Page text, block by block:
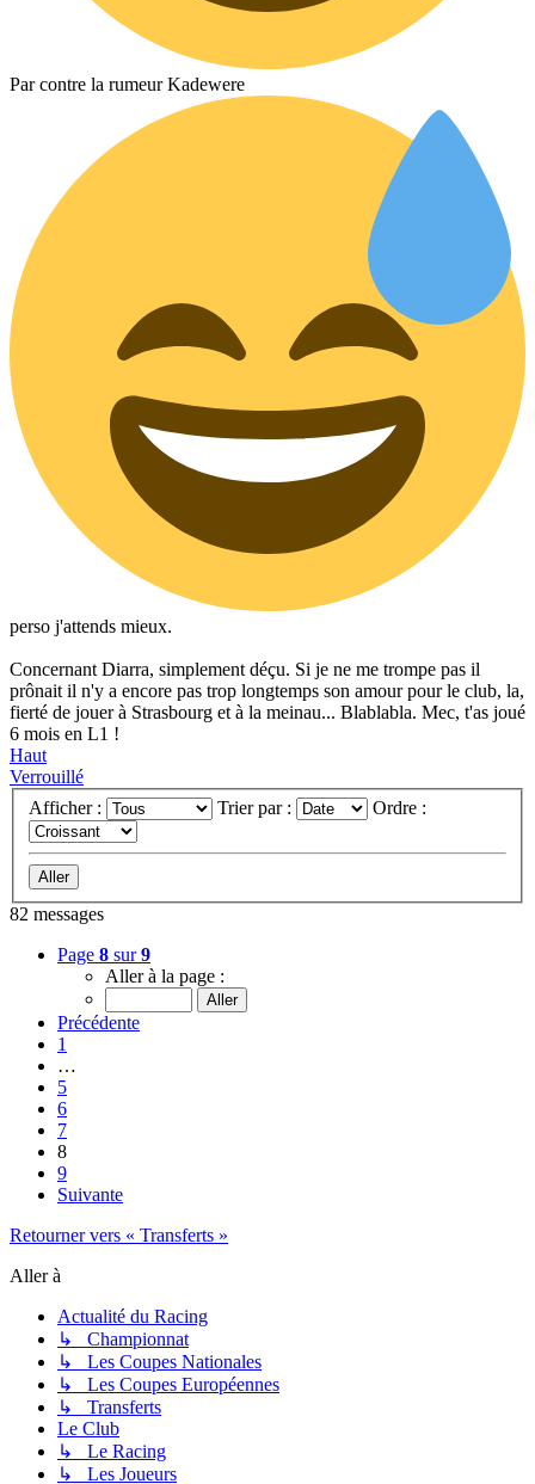
Par contre la rumeur Kadewere
perso j'attends mieux.
Concernant Diarra, simplement déçu. Si je ne me trompe pas il
prônait il n'y a encore pas trop longtemps son amour pour le club, la,
fierté de jouer à Strasbourg et à la meinau... Blablabla. Mec, t'as joué
6 mois en L1 !
Haut
Verrouillé
Afficher :
Trier par : Ordre :
82 messages
Page 8 sur9
Aller à la page :
Précédente
1
…
5
6
7
8
9
Suivante
Retourner vers « Transferts »
Aller à
Actualité du Racing
↳ Championnat
↳ Les Coupes Nationales
↳ Les Coupes Européennes
↳ Transferts
Le Club
↳ Le Racing
↳ Les Joueurs